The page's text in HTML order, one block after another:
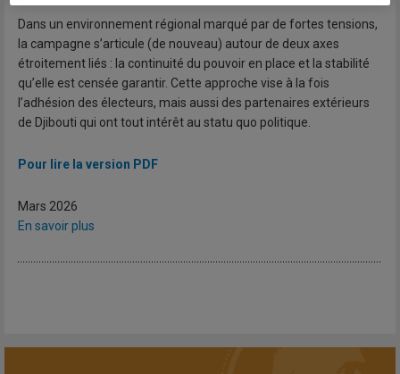
Dans un environnement régional marqué par de fortes tensions,
la campagne s’articule (de nouveau) autour de deux axes
étroitement liés : la continuité du pouvoir en place et la stabilité
qu’elle est censée garantir. Cette approche vise à la fois
l’adhésion des électeurs, mais aussi des partenaires extérieurs
de Djibouti qui ont tout intérêt au statu quo politique.
Pour lire la version PDF
Mars 2026
En savoir plus